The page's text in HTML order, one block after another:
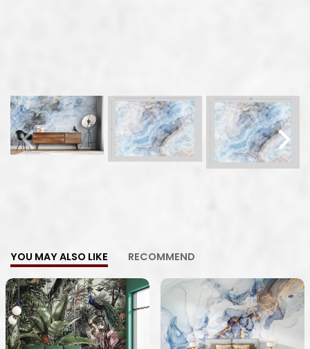
YOU MAY ALSO LIKE RECOMMEND